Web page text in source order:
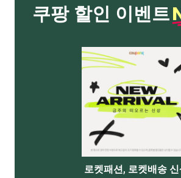
쿠팡 할인 이벤트
로켓패션, 로켓배송